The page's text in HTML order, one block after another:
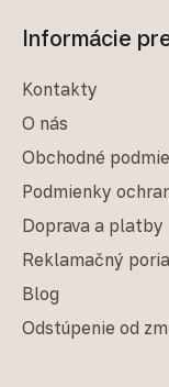
Informácie
Kontakty
O nás
Obchodné
Podmienky
Doprava a platby
Reklamačný
Blog
Odstúpenie od